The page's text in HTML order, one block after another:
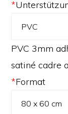
*
PVC 3mm
satiné cadre
*Format